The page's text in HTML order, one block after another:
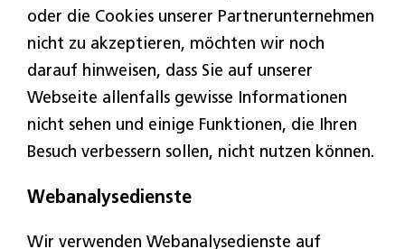
oder die Cookies unserer Partnerunternehmen
nicht zu akzeptieren, möchten wir noch
darauf hinweisen, dass Sie auf unserer
Webseite allenfalls gewisse Informationen
nicht sehen und einige Funktionen, die Ihren
Besuch verbessern sollen, nicht nutzen können.
Webanalysedienste
Wir verwenden Webanalysedienste auf